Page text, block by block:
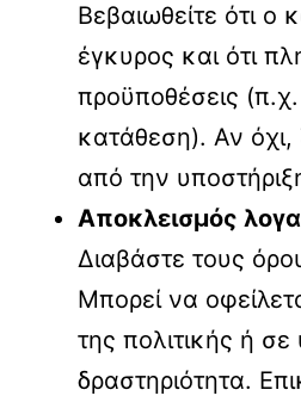
Βεβαιωθείτε ότι ο
έγκυρος και ότι
προϋποθέσεις
κατάθεση). Αν όχι,
από την
Αποκλεισμός
Διαβάστε τους
Μπορεί να
της πολιτικής ή
δραστηριότητα.